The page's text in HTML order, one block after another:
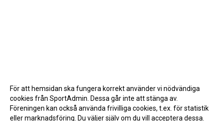
För att hemsidan ska fungera korrekt använder vi nödvändiga
cookies från SportAdmin. Dessa går inte att stänga av.
Föreningen kan också använda frivilliga cookies, t.ex. för statistik
eller marknadsföring. Du väljer själv om du vill acceptera dessa.